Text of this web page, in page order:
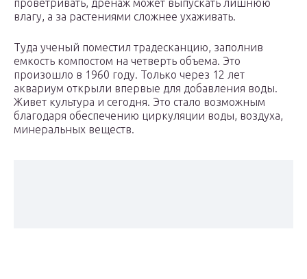
проветривать, дренаж может выпускать лишнюю
влагу, а за растениями сложнее ухаживать.
Туда ученый поместил традесканцию, заполнив
емкость компостом на четверть объема. Это
произошло в 1960 году. Только через 12 лет
аквариум открыли впервые для добавления воды.
Живет культура и сегодня. Это стало возможным
благодаря обеспечению циркуляции воды, воздуха,
минеральных веществ.